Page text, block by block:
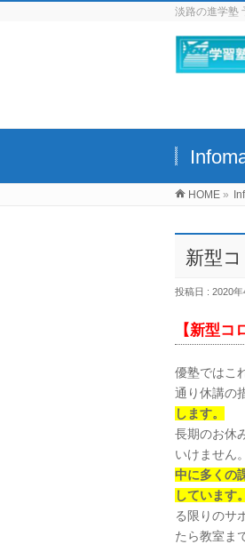
淡路の進学塾
HOME »
新型
投稿日 : 2020年
【新型
優塾ではこ
通り休講の
します。
長期のお休
いけません
中に多くの
しています。
る限りのサ
たら教室ま